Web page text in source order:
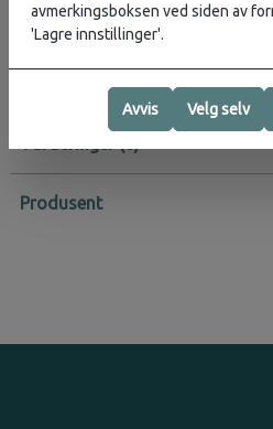
Produkthøyde:38,6 cm
Produsent
avmerkingsboksen ved siden av
'Lagre innstillinger'.
Avvis Velg selv